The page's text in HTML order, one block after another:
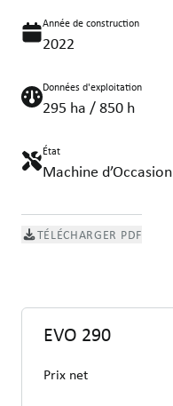
Année de construction
2022
Données d'exploitation
295 ha / 850 h
État
Machine d’Occasion
TÉLÉCHARGER PDF
EVO 290
Prix net